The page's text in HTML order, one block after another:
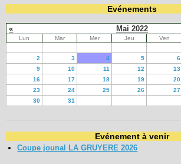
Evénements
« Mai 2022
Lun Mar Mer Jeu Ven
2
3 4 5 6
9
10 11 12 13
16
17 18 19 20
23
24 25 26 27
30
31
Evénement à venir
Coupe jounal LA GRUYERE 2026